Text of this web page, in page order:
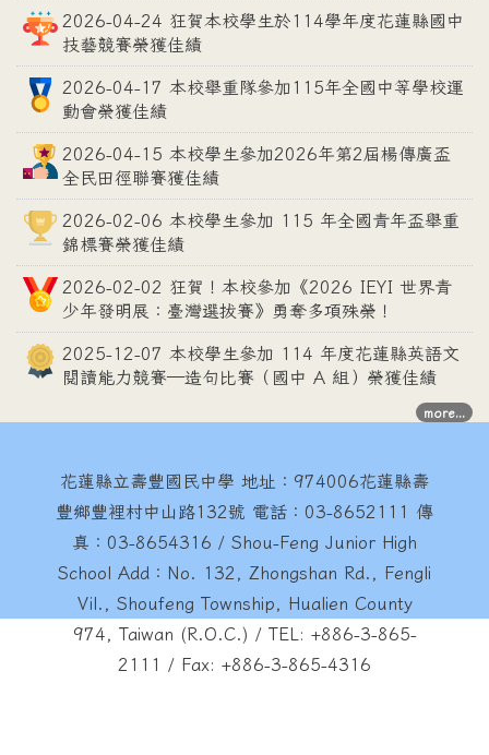
2026-04-24 狂賀本校學生於114學年度花蓮縣國中
技藝競賽榮獲佳績
2026-04-17 本校舉重隊參加115年全國中等學校運
動會榮獲佳績
2026-04-15 本校學生參加2026年第2屆楊傳廣盃
全民田徑聯賽獲佳績
2026-02-06 本校學生參加 115 年全國青年盃舉重
錦標賽榮獲佳績
2026-02-02 狂賀！本校參加《2026 IEYI 世界青
少年發明展：臺灣選拔賽》勇奪多項殊榮！
2025-12-07 本校學生參加 114 年度花蓮縣英語文
閱讀能力競賽—造句比賽（國中 A 組）榮獲佳績
more...
花蓮縣立壽豐國民中學 地址：974006花蓮縣壽
豐鄉豐裡村中山路132號 電話：03-8652111 傳
真：03-8654316 / Shou-Feng Junior High
School Add：No. 132, Zhongshan Rd., Fengli
Vil., Shoufeng Township, Hualien County
974, Taiwan (R.O.C.) / TEL: +886-3-865-
2111 / Fax: +886-3-865-4316